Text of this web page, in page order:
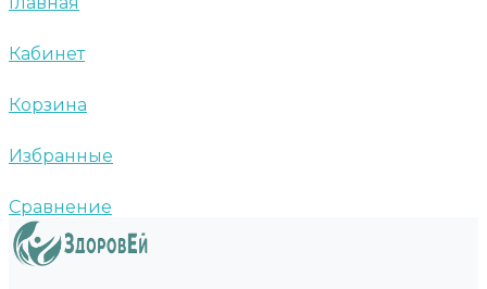
Кабинет
Корзина
Избранные
Сравнение